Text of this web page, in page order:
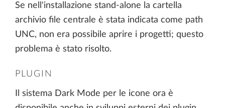
Se nell'installazione stand-alone la cartella
archivio file centrale è stata indicata come path
UNC, non era possibile aprire i progetti; questo
problema è stato risolto.
PLUGIN
Il sistema Dark Mode per le icone ora è